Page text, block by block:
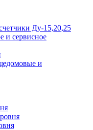
Ду-15,20,25
и сервисное
и